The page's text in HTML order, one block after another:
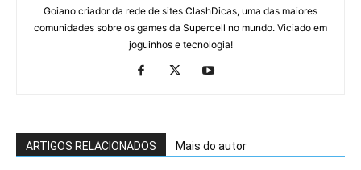
Goiano criador da rede de sites ClashDicas, uma das maiores
comunidades sobre os games da Supercell no mundo. Viciado em
joguinhos e tecnologia!
ARTIGOS RELACIONADOS Mais do autor